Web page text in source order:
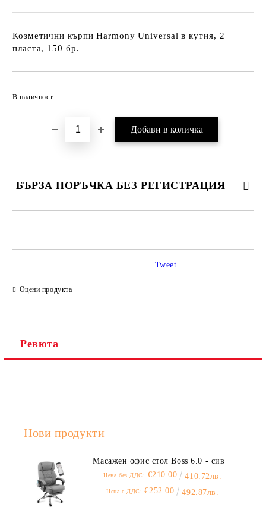
Козметични кърпи Harmony Universal в кутия, 2
пласта, 150 бр.
В наличност
БЪРЗА ПОРЪЧКА БЕЗ РЕГИСТРАЦИЯ
Оцени продукта
Tweet
Ревюта
Нови продукти
Масажен офис стол Boss 6.0 - сив
Цена без ДДС: €210.00 410.72лв.
Цена с ДДС: €252.00 492.87лв.